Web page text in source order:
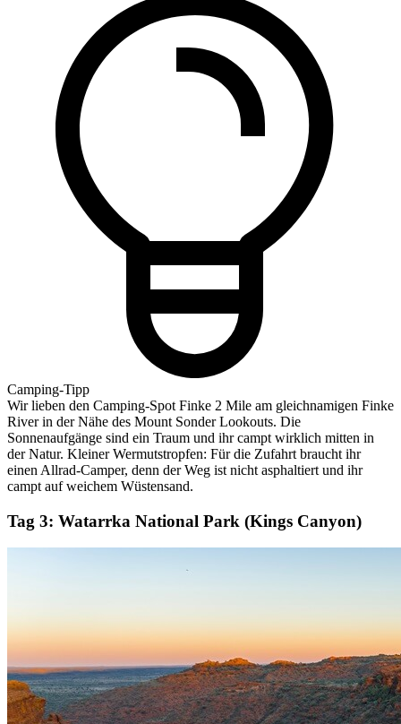
Camping-Tipp
Wir lieben den Camping-Spot Finke 2 Mile am gleichnamigen Finke
River in der Nähe des Mount Sonder Lookouts. Die
Sonnenaufgänge sind ein Traum und ihr campt wirklich mitten in
der Natur. Kleiner Wermutstropfen: Für die Zufahrt braucht ihr
einen Allrad-Camper, denn der Weg ist nicht asphaltiert und ihr
campt auf weichem Wüstensand.
Tag 3: Watarrka National Park (Kings Canyon)